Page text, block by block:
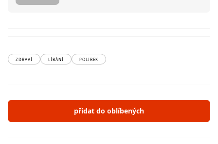
ZDRAVÍ LÍBÁNÍ POLIBEK
přidat do oblíbených